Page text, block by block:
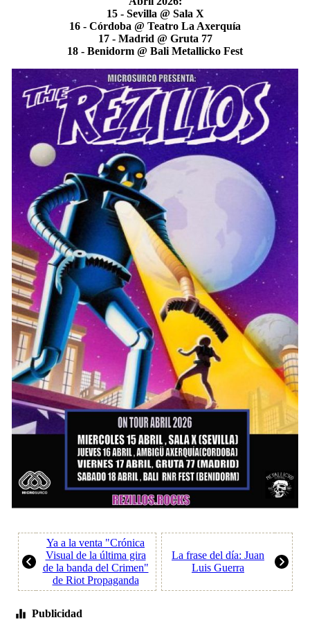
15 - Sevilla @ Sala X
16 - Córdoba @ Teatro La Axerquía
17 - Madrid @ Gruta 77
18 - Benidorm @ Bali Metallicko Fest
Ya a la venta "Crónica
Visual de la última gira
de la banda del Crimen"
de Riot Propaganda
La frase del día: Juan
Luis Guerra
Publicidad